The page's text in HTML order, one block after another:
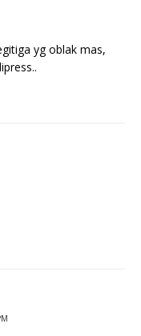
yg oblak mas,